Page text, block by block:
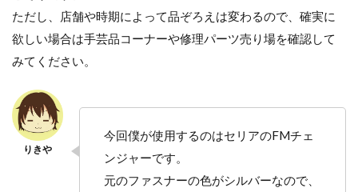
ただし、店舗や時期によって品ぞろえは変わるので、確実に
欲しい場合は手芸品コーナーや修理パーツ売り場を確認して
みてください。
今回僕が使用するのはセリアのFMチェ
ンジャーです。
元のファスナーの色がシルバーなので、